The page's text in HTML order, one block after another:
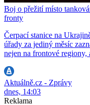
Boj o přežití místo
fronty
Čerpací stanice na
úřady za jediný měsíc
nejen na frontové regiony,
Aktuálně.cz - Zprávy
dnes, 14:03
Reklama